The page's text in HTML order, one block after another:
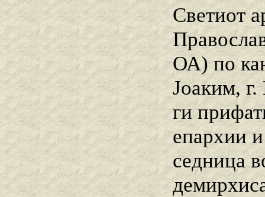
Светиот
ОА) по
Јоаким,
ги
епархии
седница